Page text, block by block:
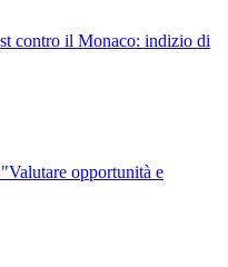
contro il Monaco: indizio di
opportunità e